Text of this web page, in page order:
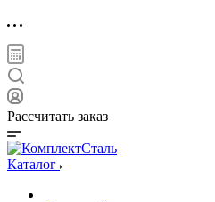
Рассчитать заказ
Каталог